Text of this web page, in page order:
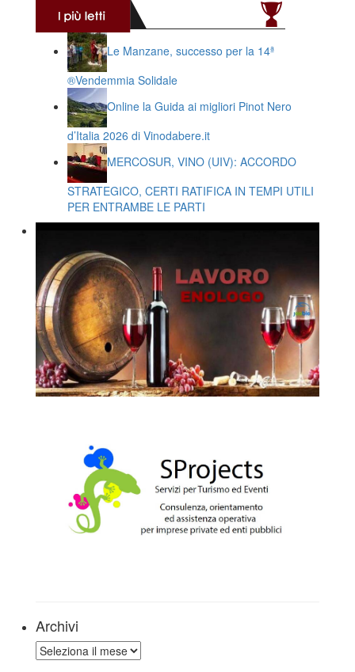
Le Manzane, successo per la 14ª
®️Vendemmia Solidale
Online la Guida ai migliori Pinot Nero
d’Italia 2026 di Vinodabere.it
MERCOSUR, VINO (UIV): ACCORDO
STRATEGICO, CERTI RATIFICA IN TEMPI UTILI
PER ENTRAMBE LE PARTI
Archivi
Archivi